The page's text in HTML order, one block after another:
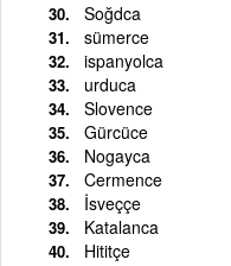
Soğdca
sümerce
ispanyolca
urduca
Slovence
Gürcüce
Nogayca
Cermence
İsveççe
Katalanca
Hititçe